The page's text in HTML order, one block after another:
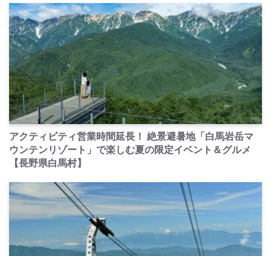
PR
アクティビティ営業時間延長！ 絶景避暑地「白馬岩岳マ
ウンテンリゾート」で楽しむ夏の限定イベント＆グルメ
【長野県白馬村】